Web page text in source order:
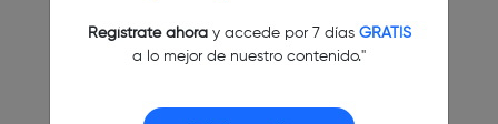
Regístrate ahoray accede por 7 días GRATIS
a lo mejor de nuestro contenido."